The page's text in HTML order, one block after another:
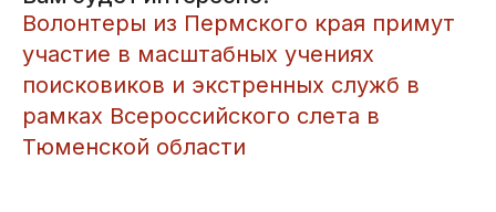
​Волонтеры из Пермского края примут
участие в масштабных учениях
поисковиков и экстренных служб в
рамках Всероссийского слета в
Тюменской области